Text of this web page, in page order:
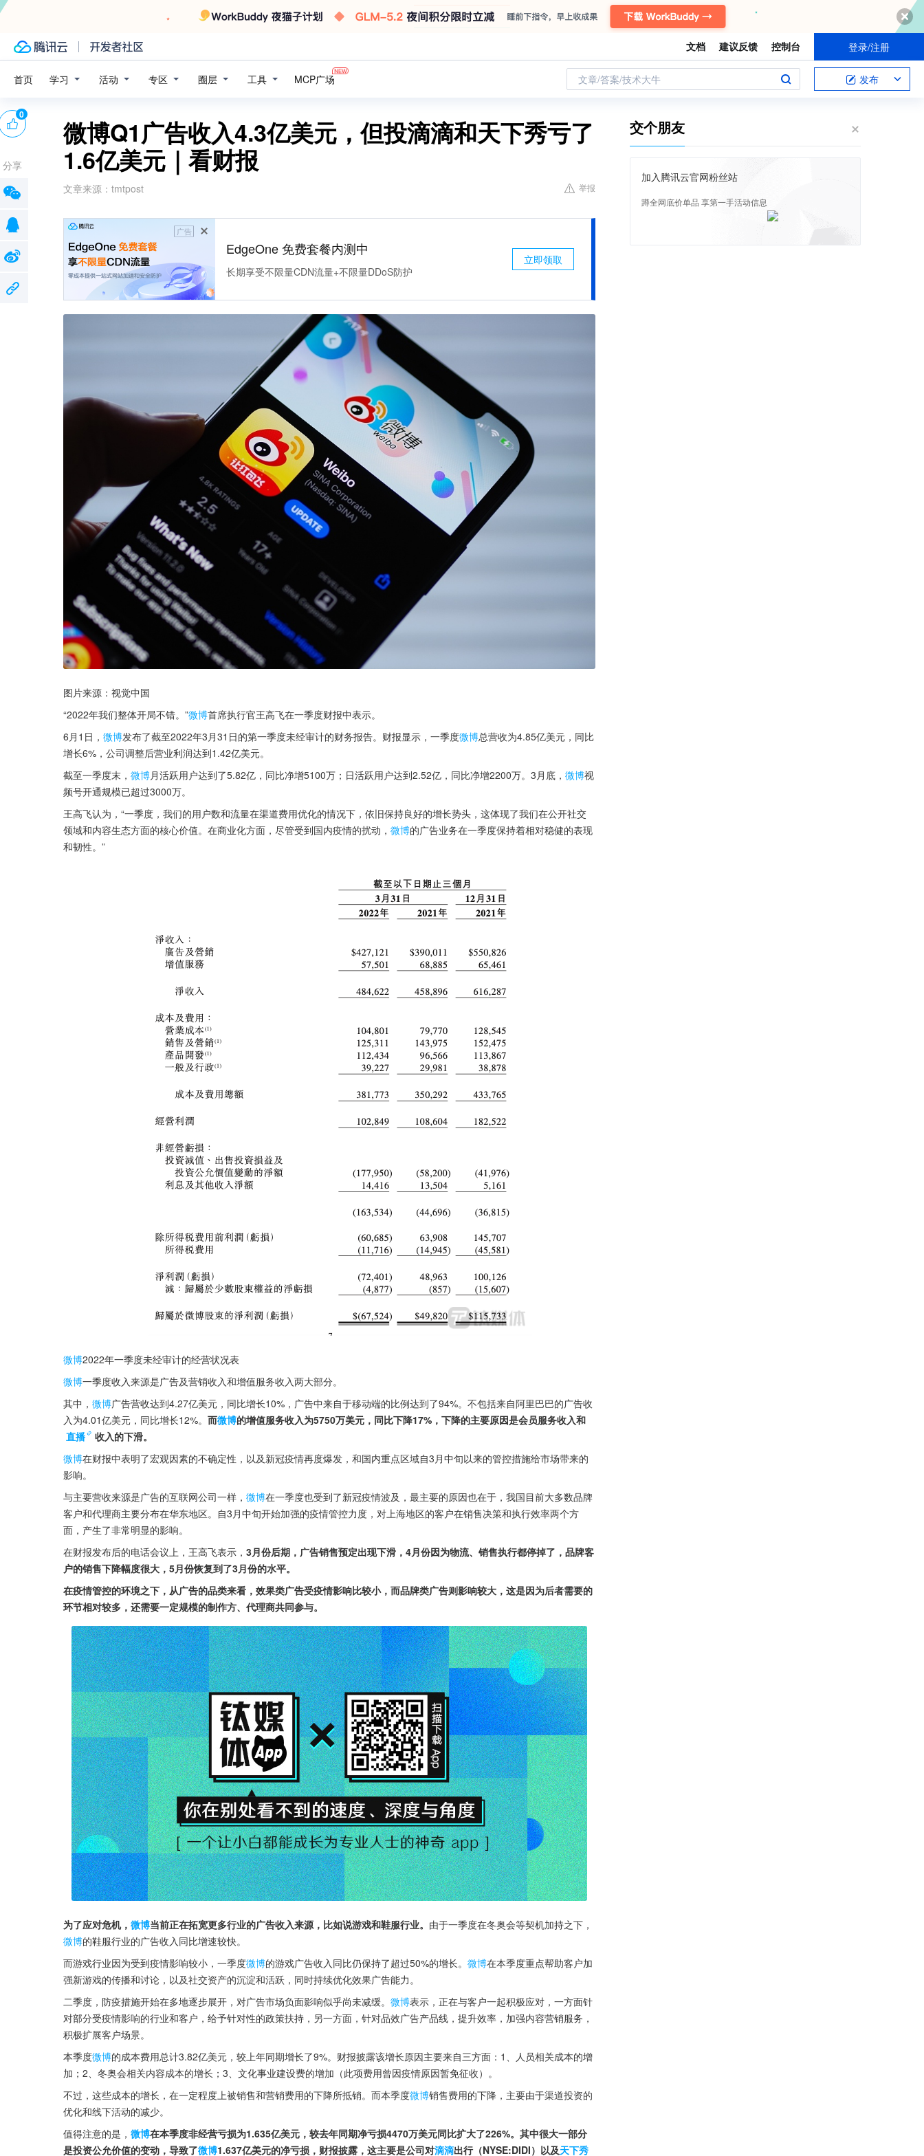
文档 建议反馈 控制台 登录/注册
首页 学习 活动 专区 圈层 工具 MCP广场 文章/答案/技术大牛 发布
微博Q1广告收入4.3亿美元，但投滴滴和天下秀亏了
1.6亿美元｜看财报
文章来源： tmtpost 举报
广告
EdgeOne 免费套餐内测中
长期享受不限量CDN流量+不限量DDoS防护
立即领取
图片来源：视觉中国
“2022年我们整体开局不错。”微博首席执行官王高飞在一季度财报中表示。
6月1日， 微博发布了截至2022年3月31日的第一季度未经审计的财务报告。财报显示，一季度微博总营收为4.85亿美元，同比
增长6%，公司调整后营业利润达到1.42亿美元。
截至一季度末， 微博月活跃用户达到了5.82亿，同比净增5100万；日活跃用户达到2.52亿，同比净增2200万。3月底， 微博视
频号开通规模已超过3000万。
王高飞认为，“一季度，我们的用户数和流量在渠道费用优化的情况下，依旧保持良好的增长势头，这体现了我们在公开社交
领域和内容生态方面的核心价值。在商业化方面，尽管受到国内疫情的扰动， 微博的广告业务在一季度保持着相对稳健的表现
微博2022年一季度未经审计的经营状况表
微博一季度收入来源是广告及营销收入和增值服务收入两大部分。
其中， 微博广告营收达到4.27亿美元，同比增长10%，广告中来自于移动端的比例达到了94%。不包括来自阿里巴巴的广告收
入为4.01亿美元，同比增长12%。 而微博的增值服务收入为5750万美元，同比下降17%，下降的主要原因是会员服务收入和
直播
收入的下滑。
微博在财报中表明了宏观因素的不确定性，以及新冠疫情再度爆发，和国内重点区域自3月中旬以来的管控措施给市场带来的
影响。
与主要营收来源是广告的互联网公司一样， 微博在一季度也受到了新冠疫情波及，最主要的原因也在于，我国目前大多数品牌
客户和代理商主要分布在华东地区。自3月中旬开始加强的疫情管控力度，对上海地区的客户在销售决策和执行效率两个方
面，产生了非常明显的影响。
在财报发布后的电话会议上，王高飞表示， 3月份后期，广告销售预定出现下滑，4月份因为物流、销售执行都停掉了，品牌客
户的销售下降幅度很大，5月份恢复到了3月份的水平。
在疫情管控的环境之下，从广告的品类来看，效果类广告受疫情影响比较小，而品牌类广告则影响较大，这是因为后者需要的
环节相对较多，还需要一定规模的制作方、代理商共同参与。
为了应对危机， 微博当前正在拓宽更多行业的广告收入来源，比如说游戏和鞋服行业。 由于一季度在冬奥会等契机加持之下，
微博的鞋服行业的广告收入同比增速较快。
而游戏行业因为受到疫情影响较小，一季度微博的游戏广告收入同比仍保持了超过50%的增长。 微博在本季度重点帮助客户加
强新游戏的传播和讨论，以及社交资产的沉淀和活跃，同时持续优化效果广告能力。
二季度，防疫措施开始在多地逐步展开，对广告市场负面影响似乎尚未减缓。 微博表示，正在与客户一起积极应对，一方面针
对部分受疫情影响的行业和客户，给予针对性的政策扶持，另一方面，针对品效广告产品线，提升效率，加强内容营销服务，
积极扩展客户场景。
本季度微博的成本费用总计3.82亿美元，较上年同期增长了9%。财报披露该增长原因主要来自三方面：1、人员相关成本的增
加；2、冬奥会相关内容成本的增长；3、文化事业建设费的增加（此项费用曾因疫情原因暂免征收）。
不过，这些成本的增长，在一定程度上被销售和营销费用的下降所抵销。而本季度微博销售费用的下降，主要由于渠道投资的
优化和线下活动的减少。
值得注意的是， 微博在本季度非经营亏损为1.635亿美元，较去年同期净亏损4470万美元同比扩大了226%。其中很大一部分
是投资公允价值的变动，导致了微博1.637亿美元的净亏损，财报披露，这主要是公司对滴滴出行（NYSE:DIDI）以及天下秀
0
分享
交个朋友
加入腾讯云官网粉丝站
蹲全网底价单品 享第一手活动信息